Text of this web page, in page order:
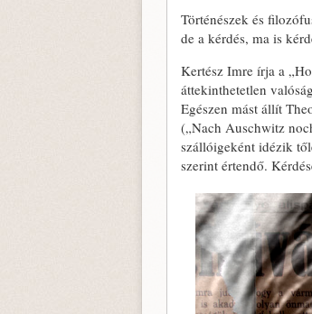
Történészek és
de a kérdés, ma is
Kertész Imre írja a
áttekinthetetlen
Egészen mást állít
(„Nach Auschwitz
szállóigeként idézik
szerint értendő.